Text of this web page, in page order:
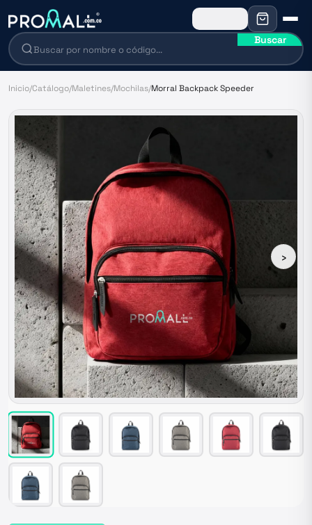
Buscar
Inicio/Catálogo/Maletines/Mochilas/Morral Backpack Speeder
›